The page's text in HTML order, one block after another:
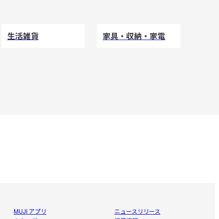
生活雑貨 家具・収納・家電
MUJI アプリ
ニュースリリース